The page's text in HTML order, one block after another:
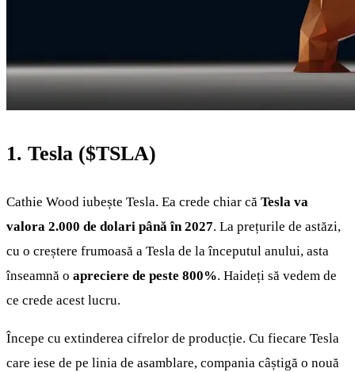
1. Tesla ($TSLA)
Cathie Wood iubește Tesla. Ea crede chiar că Tesla va
valora 2.000 de dolari până în 2027. La prețurile de astăzi,
cu o creștere frumoasă a Tesla de la începutul anului, asta
înseamnă o apreciere de peste 800%. Haideți să vedem de
ce crede acest lucru.
Începe cu extinderea cifrelor de producție. Cu fiecare Tesla
care iese de pe linia de asamblare, compania câștigă o nouă